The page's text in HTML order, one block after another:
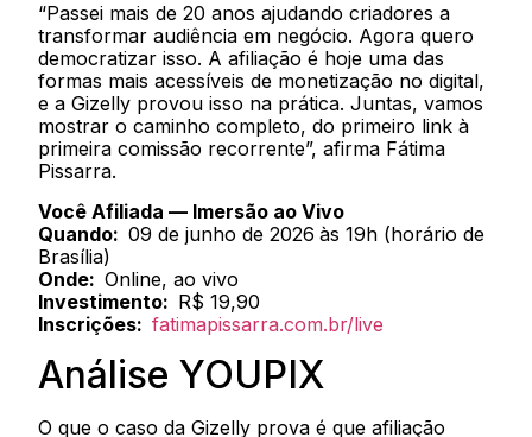
“Passei mais de 20 anos ajudando criadores a
transformar audiência em negócio. Agora quero
democratizar isso. A afiliação é hoje uma das
formas mais acessíveis de monetização no digital,
e a Gizelly provou isso na prática. Juntas, vamos
mostrar o caminho completo, do primeiro link à
primeira comissão recorrente”, afirma Fátima
Pissarra.
Você Afiliada — Imersão ao Vivo
Quando:09 de junho de 2026 às 19h (horário de
Brasília)
Onde:Online, ao vivo
Investimento: R$ 19,90
Inscrições:fatimapissarra.com.br/live
Análise YOUPIX
O que o caso da Gizelly prova é que afiliação